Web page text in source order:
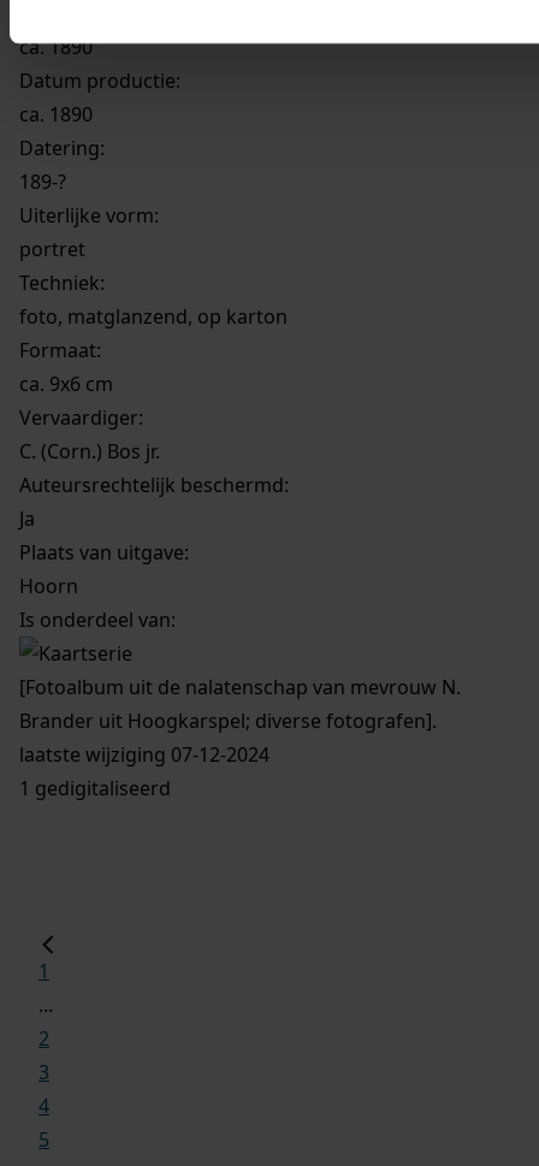
ca. 1890
Datum productie:
ca. 1890
Datering:
189-?
Uiterlijke vorm:
portret
Techniek:
foto, matglanzend, op karton
Formaat:
ca. 9x6 cm
Vervaardiger:
C. (Corn.) Bos jr.
Auteursrechtelijk beschermd:
Ja
Plaats van uitgave:
Hoorn
Is onderdeel van:
[Fotoalbum uit de nalatenschap van mevrouw N.
Brander uit Hoogkarspel; diverse fotografen].
laatste wijziging 07-12-2024
1 gedigitaliseerd
1
...
2
3
4
5